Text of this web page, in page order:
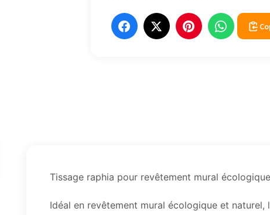
Tissage raphia pour revêtement mural
Idéal en revêtement mural écologique et